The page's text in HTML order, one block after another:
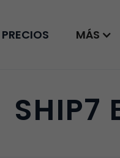
PRECIOS MÁS
SHIP7